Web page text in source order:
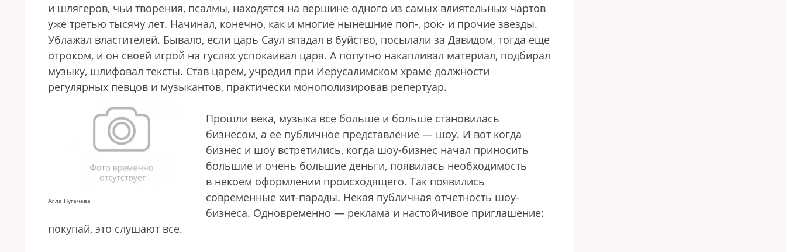
и шлягеров, чьи творения, псалмы, находятся на вершине одного из самых влиятельных чартов
уже третью тысячу лет. Начинал, конечно, как и многие нынешние поп-, рок- и прочие звезды.
Ублажал властителей. Бывало, если царь Саул впадал в буйство, посылали за Давидом, тогда еще
отроком, и он своей игрой на гуслях успокаивал царя. А попутно накапливал материал, подбирал
музыку, шлифовал тексты. Став царем, учредил при Иерусалимском храме должности
регулярных певцов и музыкантов, практически монополизировав репертуар.
Алла Пугачева
Прошли века, музыка все больше и больше становилась
бизнесом, а ее публичное представление — шоу. И вот когда
бизнес и шоу встретились, когда шоу-бизнес начал приносить
большие и очень большие деньги, появилась необходимость
в некоем оформлении происходящего. Так появились
современные хит-парады. Некая публичная отчетность шоу-
бизнеса. Одновременно — реклама и настойчивое приглашение:
покупай, это слушают все.